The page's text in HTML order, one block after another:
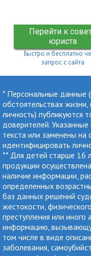
Перейти к
юриста
Быстро и бесплатно
запрос с сайта
* Персональные данные
обстоятельствах
личность) публикуются
доверителей.
текста или заменены
идентифицировать
** Для детей старше 16
продукции
наличие информации,
определенных
баз данных решений
жестокости,
преступления или
информацию,
том числе в виде
заболевания,